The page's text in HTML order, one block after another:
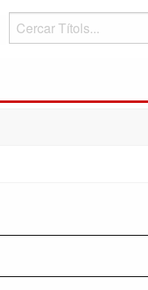
Cercar
Títols...